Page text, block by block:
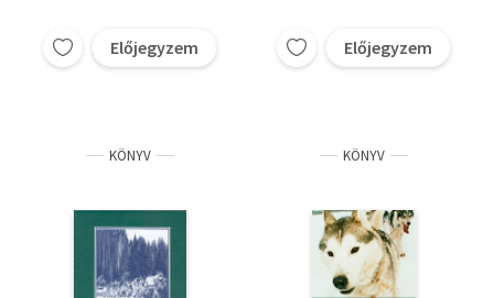
Előjegyzem Előjegyzem
KÖNYV KÖNYV